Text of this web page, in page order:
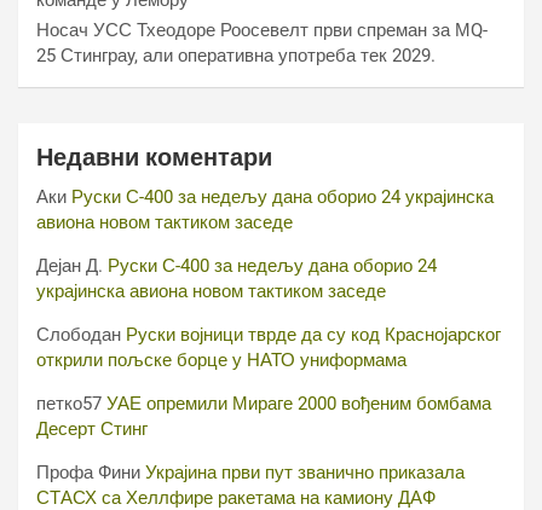
Носач УСС Тхеодоре Роосевелт први спреман за МQ-
25 Стинграy, али оперативна употреба тек 2029.
Недавни коментари
Аки Руски С-400 за недељу дана оборио 24 украјинска
авиона новом тактиком заседе
Дејан Д. Руски С-400 за недељу дана оборио 24
украјинска авиона новом тактиком заседе
Слободан Руски војници тврде да су код Краснојарског
открили пољске борце у НАТО униформама
петко57 УАЕ опремили Мираге 2000 вођеним бомбама
Десерт Стинг
Профа Фини Украјина први пут званично приказала
СТАСХ са Хеллфире ракетама на камиону ДАФ